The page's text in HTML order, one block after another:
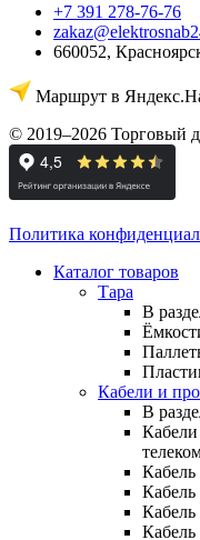
+7 391 278-76-76
660052,
Маршрут в
© 2019–2026 Торговый
Политика
Каталог товаров
Тара
В
Кабели и
В
Кабели
Кабель